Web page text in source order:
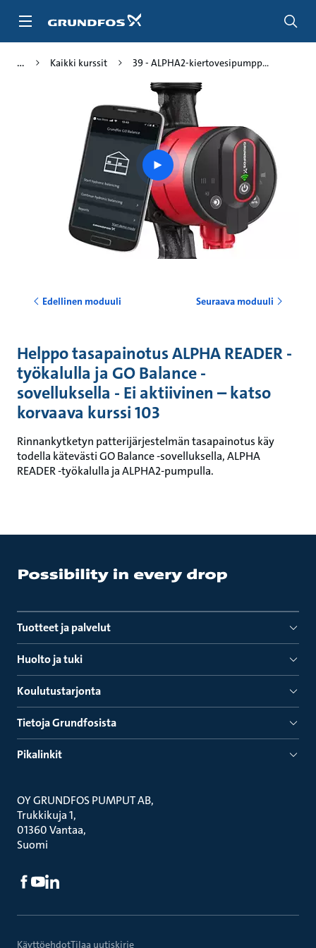
pääsisältöön
Kaikki kurssit 39 - ALPHA2-kiertovesipumpp...
Play
video
Edellinen moduuli Seuraava moduuli
Helppo tasapainotus ALPHA READER -
työkalulla ja GO Balance -
sovelluksella - Ei aktiivinen – katso
korvaava kurssi 103
Rinnankytketyn patterijärjestelmän tasapainotus käy
todella kätevästi GO Balance -sovelluksella, ALPHA
READER -työkalulla ja ALPHA2-pumpulla.
Tuotteet ja palvelut
Huolto ja tuki
Koulutustarjonta
Tietoja Grundfosista
Pikalinkit
OY GRUNDFOS PUMPUT AB
Trukkikuja 1
01360 Vantaa
Suomi
KäyttöehdotTilaa uutiskirje